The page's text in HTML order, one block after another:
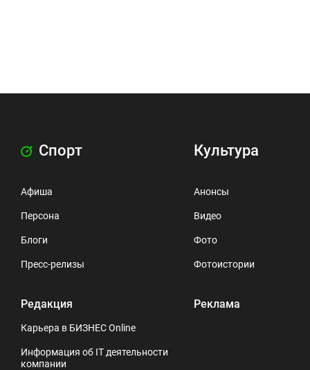
Спорт
Афиша
Персона
Блоги
Пресс-релизы
Редакция
Карьера в БИЗНЕС Online
Информация об IT деятельности
компании
Культура
Анонсы
Видео
Фото
Фотоистории
Реклама